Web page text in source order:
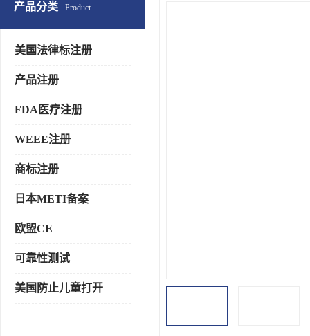
产品分类 Product
美国法律标注册
产品注册
FDA医疗注册
WEEE注册
商标注册
日本METI备案
欧盟CE
可靠性测试
美国防止儿童打开